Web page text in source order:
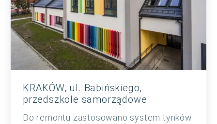
KRAKÓW, ul. Babińskiego,
przedszkole samorządowe
Do remontu zastosowano system tynków